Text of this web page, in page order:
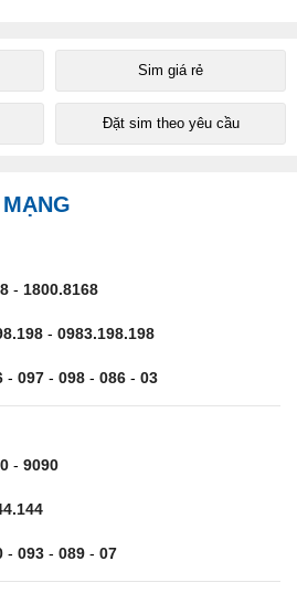
Sim giá rẻ
Đặt sim theo yêu cầu
- 1800.8168
- 0983.198.198
- 097 - 098 - 086 - 03
- 9090
- 093 - 089 - 07